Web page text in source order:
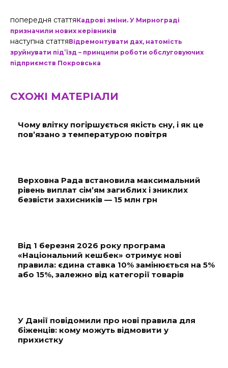
попередня статтяКадрові зміни. У Мирнограді
призначили нових керівників
наступна статтяВідремонтувати дах, натомість
зруйнувати під’їзд – принципи роботи обслуговуючих
підприємств Покровська
СХОЖІ МАТЕРІАЛИ
Чому влітку погіршується якість сну, і як це
пов’язано з температурою повітря
Верховна Рада встановила максимальний
рівень виплат сім’ям загиблих і зниклих
безвісти захисників — 15 млн грн
Від 1 березня 2026 року програма
«Національний кешбек» отримує нові
правила: єдина ставка 10% замінюється на 5%
або 15%, залежно від категорії товарів
У Данії повідомили про нові правила для
біженців: кому можуть відмовити у
прихистку